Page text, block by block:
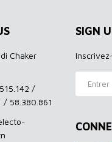
Chaker
/
/ 58.380.861
SIGN